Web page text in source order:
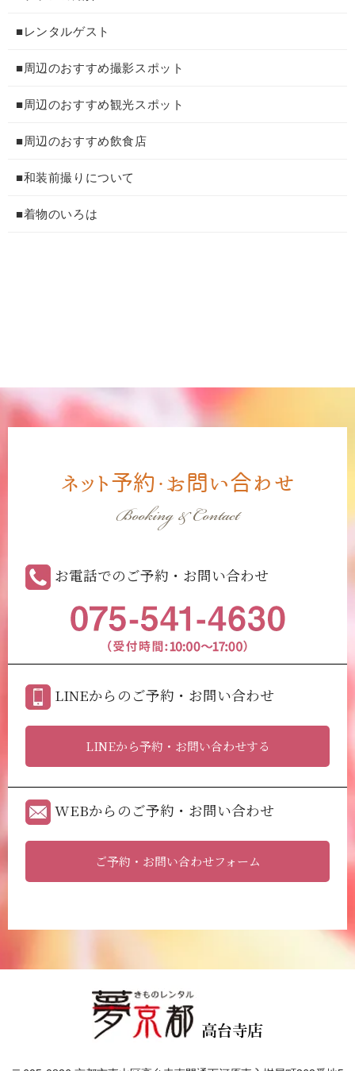
■レンタルゲスト
■周辺のおすすめ撮影スポット
■周辺のおすすめ観光スポット
■周辺のおすすめ飲食店
■和装前撮りについて
■着物のいろは
ネット予約・お問い合わせ
Booking & Contact
お電話でのご予約・お問い合わせ
LINEからのご予約・お問い合わせ
LINEから予約・お問い合わせする
WEBからのご予約・お問い合わせ
ご予約・お問い合わせフォーム